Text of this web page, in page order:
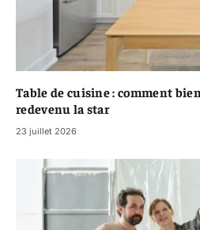
Table de cuisine : comment
redevenu la star
23 juillet 2026